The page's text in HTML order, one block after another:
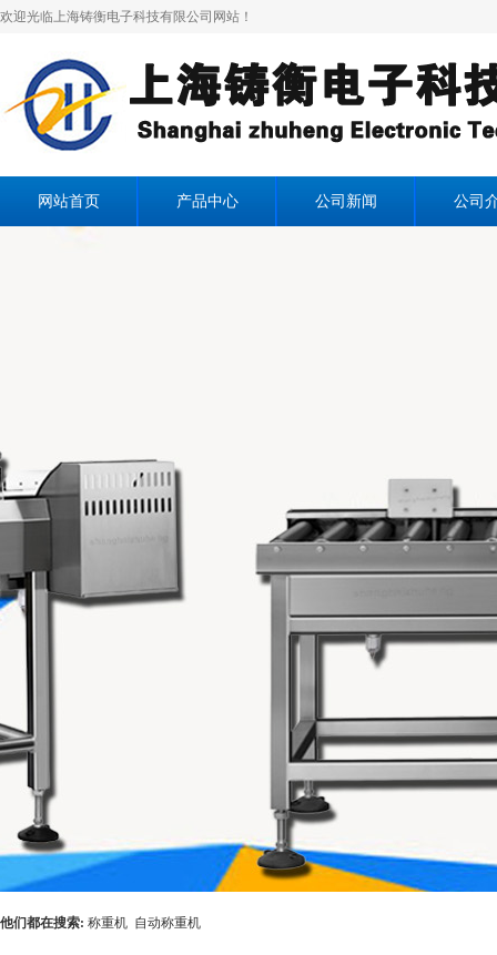
欢迎光临上海铸衡电子科技有限公司网站！
网站首页 产品中心 公司新闻 公司
他们都在搜索: 称重机 自动称重机